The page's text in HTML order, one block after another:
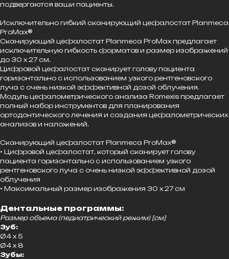
подвергаются ваши пациенты.
Исключительно гибкий сканирующий цефалостат Planmeca
ProMax®
Сканирующий цефалостат Planmeca ProMax предлагает
исключительную гибкость форматов и размер изображений
до 30 х 27 см.
Цифровой цефалостат сканирует голову пациента
горизонтально с использованием узкого рентгеновского
луча с очень низкой эффективной дозой облучения.
Модуль цефалометрического анализа Romexis предлагает
полный набор инструментов для планирования
ортодонтического лечения и создания цефалометрических
анализов и наложений.
Сканирующий цефалостат Planmeca ProMax®
• Цифровой цефалостат, который сканирует голову
пациента горизонтально с использованием узкого
рентгеновского луча с очень низкой эффективной дозой
облучения
• Максимальный размер изображения 30 x 27 см
Дентальные программы:
Размер объема (педиатрический режим) [см]
Зуб:
Ø4 x 5
Ø4 x 8
Зубы: